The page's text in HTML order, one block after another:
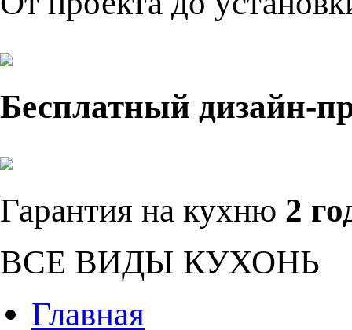
Бесплатный дизайн-
Гарантия на кухню 2
ВСЕ ВИДЫ КУХОНЬ
Главная